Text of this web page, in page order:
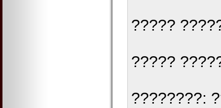
?????
?????
????????: